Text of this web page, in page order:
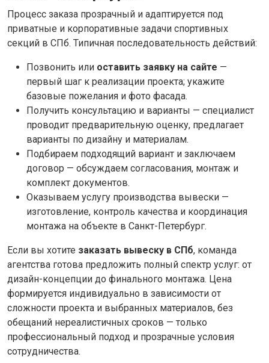
Процесс заказа прозрачный и адаптируется под
приватные и корпоративные задачи спортивных
секций в СПб. Типичная последовательность действий:
Позвонить или оставить заявку на сайте —
первый шаг к реализации проекта; укажите
базовые пожелания и фото фасада.
Получить консультацию и варианты — специалист
проводит предварительную оценку, предлагает
варианты по дизайну и материалам.
Подбираем подходящий вариант и заключаем
договор — обсуждаем согласования, монтаж и
комплект документов.
Оказываем услугу производства вывески —
изготовление, контроль качества и координация
монтажа на объекте в Санкт-Петербург.
Если вы хотите заказать вывеску в СПб, команда
агентства готова предложить полный спектр услуг: от
дизайн-концепции до финального монтажа. Цена
формируется индивидуально в зависимости от
сложности проекта и выбранных материалов, без
обещаний нереалистичных сроков — только
профессиональный подход и прозрачные условия
сотрудничества.